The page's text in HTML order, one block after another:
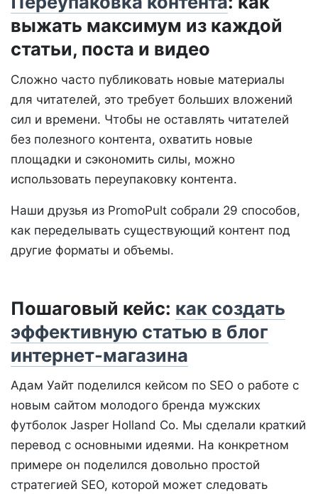
выжать максимум из каждой
статьи, поста и видео
Сложно часто публиковать новые материалы
для читателей, это требует больших вложений
сил и времени. Чтобы не оставлять читателей
без полезного контента, охватить новые
площадки и сэкономить силы, можно
использовать переупаковку контента.
Наши друзья из PromoPult собрали 29 способов,
как переделывать существующий контент под
другие форматы и объемы.
Пошаговый кейс: как создать
эффективную статью в блог
интернет-магазина
Адам Уайт поделился кейсом по SEO о работе с
новым сайтом молодого бренда мужских
футболок Jasper Holland Co. Мы сделали краткий
перевод с основными идеями. На конкретном
примере он поделился довольно простой
стратегией SEO, которой может следовать